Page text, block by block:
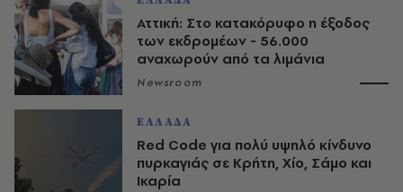
Αττική: Στο κατακόρυφο η έξοδος
των εκδρομέων - 56.000
αναχωρούν από τα λιμάνια
Newsroom
ΕΛΛΑΔΑ
Red Code για πολύ υψηλό κίνδυνο
πυρκαγιάς σε Κρήτη, Χίο, Σάμο και
Ικαρία